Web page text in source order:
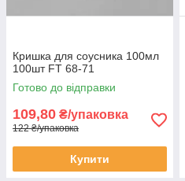
Кришка для соусника 100мл
100шт FT 68-71
Готово до відправки
109,80 ₴/упаковка
122 ₴/упаковка
Купити